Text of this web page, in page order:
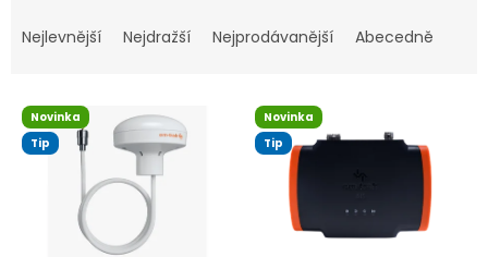
a
n
p
Nejlevnější Nejdražší Nejprodávanější Abecedně
V
p
Novinka
Tip
Novinka
Tip